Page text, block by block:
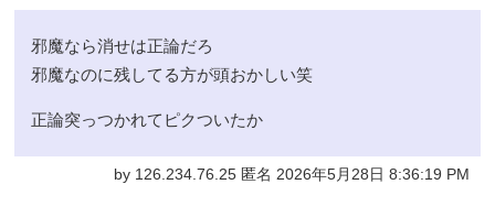
邪魔なら消せは正論だろ
邪魔なのに残してる方が頭おかしい笑
正論突っつかれてピクついたか
by 126.234.76.25 匿名 2026年5月28日 8:36:19 PM